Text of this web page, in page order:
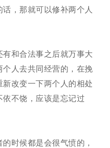
，那就可以修补两个人
和合法事之后就万事大
人去共同经营的，在挽
改变一下两个人的相处
不饶，应该是忘记过
时候都是会很气愤的，